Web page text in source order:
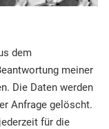
dem
meiner
Die Daten werden
Anfrage gelöscht.
für die